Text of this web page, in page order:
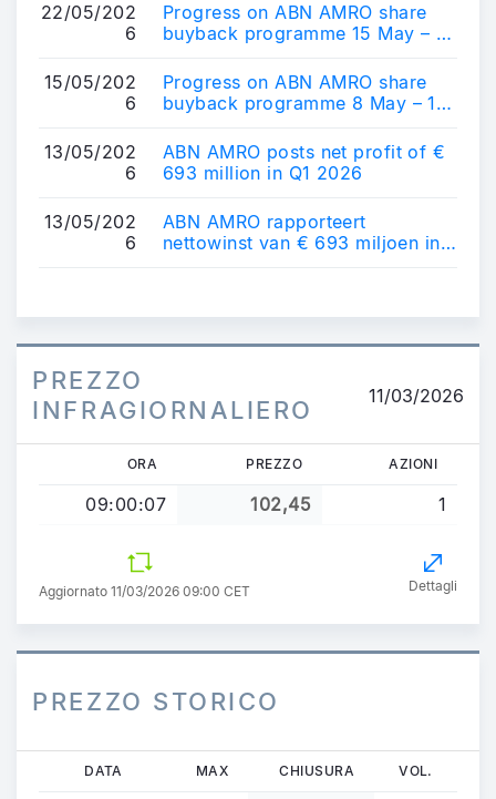
22/05/202
6
Progress on ABN AMRO share
buyback programme 15 May – 21
15/05/202
6
Progress on ABN AMRO share
buyback programme 8 May – 14
13/05/202
6
ABN AMRO posts net profit of €
693 million in Q1 2026
13/05/202
6
ABN AMRO rapporteert
nettowinst van € 693 miljoen in
PREZZO
INFRAGIORNALIERO
11/03/2026
ORA PREZZO AZIONI
09:00:07 102,45 1
Aggiornato 11/03/2026 09:00 CET Dettagli
PREZZO STORICO
DATA MAX CHIUSURA VOL.